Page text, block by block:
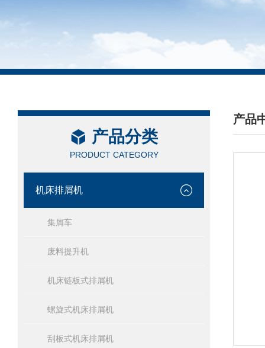
产品分类
PRODUCT CATEGORY
机床排屑机
集屑车
废料提升机
机床链板式排屑机
螺旋式机床排屑机
刮板式机床排屑机
产品
/